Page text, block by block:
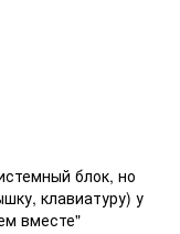
блок, но
клавиатуру) у
вместе"